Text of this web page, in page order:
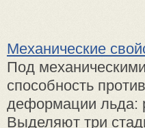
Механические
Под
способность
деформации льда:
Выделяют три